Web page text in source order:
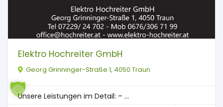
Elektro Hochreiter GmbH
Georg Grinninger-Straße 1, 4050 Traun
Unsere Leistungen im Detail: – ...